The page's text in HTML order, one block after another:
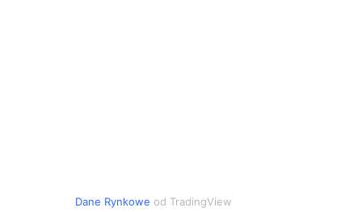
Dane Rynkowe od TradingView